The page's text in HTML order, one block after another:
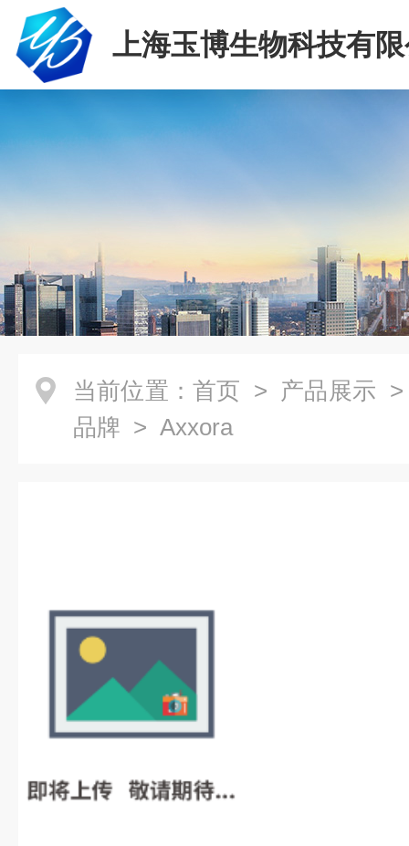
上海玉博生物科技有
当前位置： 首页 > 产品展示
品牌 > Axxora